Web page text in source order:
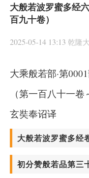
大般若波罗蜜多经
百九十卷）
2025-05-14 13:13 乾隆
大乘般若部·第
（第一百八十一
玄奘奉诏译
大般若波罗蜜多经
初分赞般若品第三